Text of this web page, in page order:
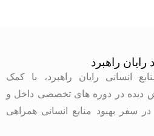
رایان راهبرد، با کمک
های تخصصی داخل و
منابع انسانی همراهی